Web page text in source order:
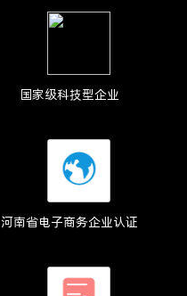
国家级科技型企业
河南省电子商务企业认证